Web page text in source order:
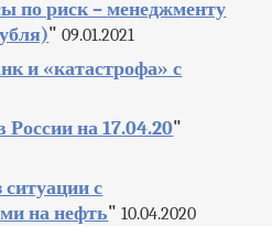
по риск – менеджменту
" 09.01.2021
и «катастрофа» с
России на 17.04.20"
с
на нефть" 10.04.2020